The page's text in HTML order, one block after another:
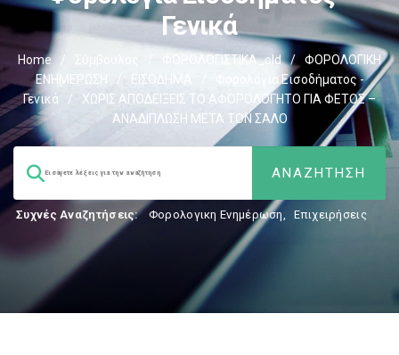
Γενικά
Home / Σύμβουλος ΦΟΡΟΛΟΓΙΣΤΙΚΑ_old /
ΦΟΡΟΛΟΓΙΚΗ
ΕΝΗΜΕΡΩΣΗ
/ ΕΙΣΟΔΗΜΑ
Φορολογία Εισοδήματος -
Γενικά
/
ΧΩΡΙΣ ΑΠΟΔΕΙΞΕΙΣ ΤΟ ΑΦΟΡΟΛΟΓΗΤΟ ΓΙΑ ΦΕΤΟΣ –
ΑΝΑΔΙΠΛΩΣΗ ΜΕΤΑ ΤΟΝ ΣΑΛΟ
Συχνές Αναζητήσεις: Φορολογικη Ενημέρωση, Επιχειρήσεις